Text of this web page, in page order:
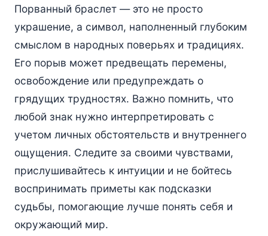
Порванный браслет — это не просто
украшение, а символ, наполненный глубоким
смыслом в народных поверьях и традициях.
Его порыв может предвещать перемены,
освобождение или предупреждать о
грядущих трудностях. Важно помнить, что
любой знак нужно интерпретировать с
учетом личных обстоятельств и внутреннего
ощущения. Следите за своими чувствами,
прислушивайтесь к интуиции и не бойтесь
воспринимать приметы как подсказки
судьбы, помогающие лучше понять себя и
окружающий мир.